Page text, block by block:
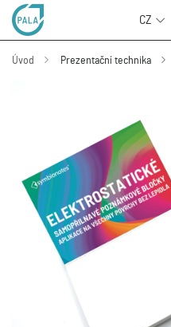
CZ
Úvod Prezentační technika